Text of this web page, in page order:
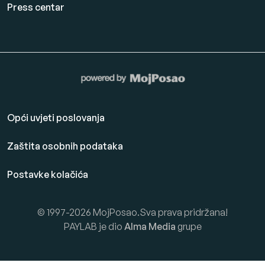
Press centar
Opći uvjeti poslovanja
Zaštita osobnih podataka
Postavke kolačića
© 1997-2026 MojPosao.Sva prava pridržana!
PAYLAB je dio Alma Media grupe